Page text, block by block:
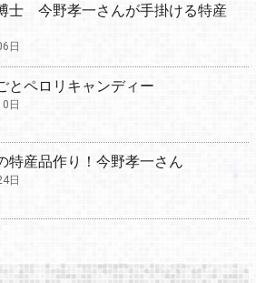
士 今野孝一さんが手掛ける特産
日
とペロリキャンディー
日
特産品作り！今野孝一さん
日